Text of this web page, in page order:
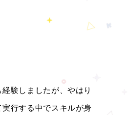
験しましたが、やはり
行する中でスキルが身